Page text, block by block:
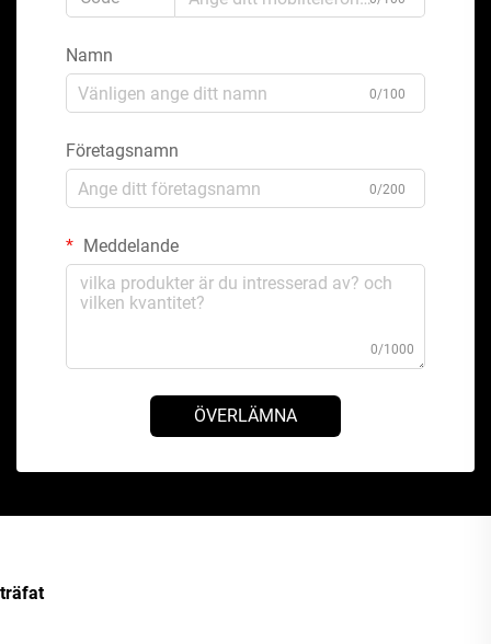
Namn
0/100
Företagsnamn
0/200
Meddelande
0/1000
ÖVERLÄMNA
träfat